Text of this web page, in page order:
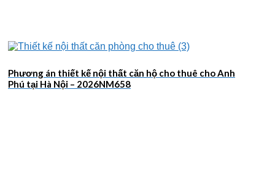
Phương án thiết kế nội thất căn hộ cho thuê cho Anh
Phú tại Hà Nội – 2026NM658